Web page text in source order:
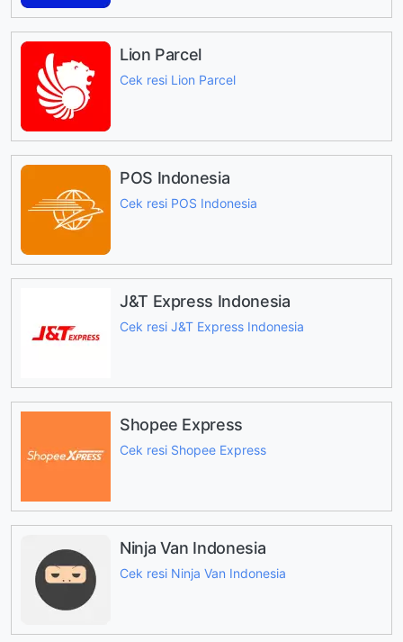
Lion Parcel
Cek resi Lion Parcel
POS Indonesia
Cek resi POS Indonesia
J&T Express Indonesia
Cek resi J&T Express Indonesia
Shopee Express
Cek resi Shopee Express
Ninja Van Indonesia
Cek resi Ninja Van Indonesia